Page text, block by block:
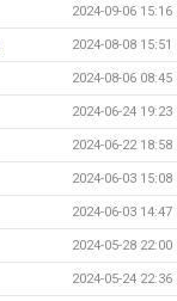
2024-09-06 15:16
2024-08-08 15:51
2024-08-06 08:45
2024-06-24 19:23
2024-06-22 18:58
2024-06-03 15:08
2024-06-03 14:47
2024-05-28 22:00
2024-05-24 22:36